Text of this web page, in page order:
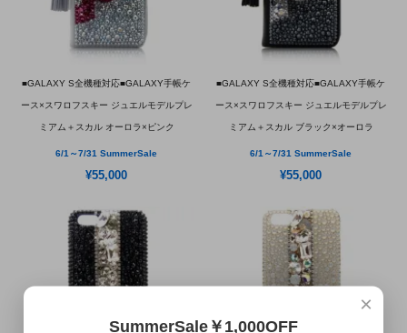
■GALAXY S全機種対応■GALAXY手帳ケ
ース×スワロフスキー ジュエルモデルプレ
ミアム＋スカル オーロラ×ピンク
6/1～7/31 SummerSale
¥55,000
■GALAXY S全機種対応■GALAXY手帳ケ
ース×スワロフスキー ジュエルモデルプレ
ミアム＋スカル ブラック×オーロラ
6/1～7/31 SummerSale
¥55,000
×
SummerSale￥1,000OFF